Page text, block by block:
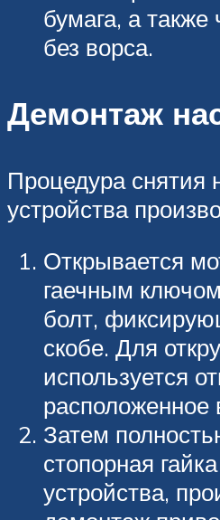
бумага, а
без ворса.
Демонтаж
Процедура снятия
устройства
Открывается
гаечным
болт,
скобе. Для
используется
расположенное
Затем
стопорная
устройства,